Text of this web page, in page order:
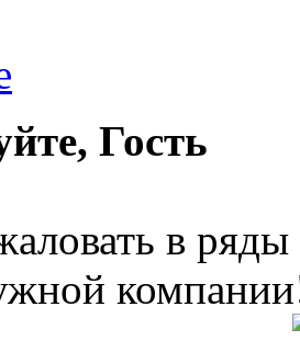
Гость
в ряды